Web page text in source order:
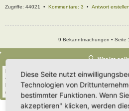
Zugriffe: 44021 • Kommentare: 3 • Antwort erstellen
9 Bekanntmachungen • Seite
Wer ist
Insgesamt sind52 Besucher online :: 3 sichtbare
49 Gäste (basierend auf den aktiven Besuchern
Der Besucherrekord liegt bei2235Besuchern, die
online waren.
Diese Seite nutzt
Technologien von
bestimmter Funktionen. Wenn
akzeptieren" klicken, werden